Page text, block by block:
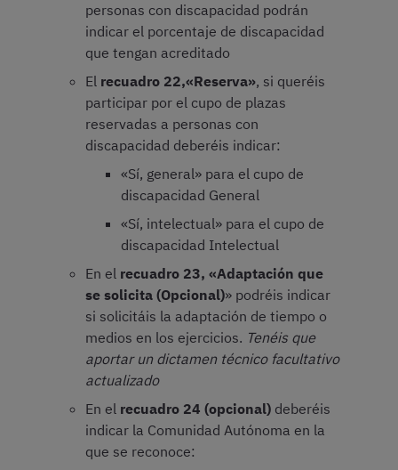
personas con discapacidad podrán
indicar el porcentaje de discapacidad
que tengan acreditado
El recuadro 22,«Reserva», si queréis
participar por el cupo de plazas
reservadas a personas con
discapacidad deberéis indicar:
«Sí, general» para el cupo de
discapacidad General
«Sí, intelectual» para el cupo de
discapacidad Intelectual
En el recuadro 23, «Adaptación que
se solicita (Opcional)» podréis indicar
si solicitáis la adaptación de tiempo o
medios en los ejercicios. Tenéis que
aportar un dictamen técnico facultativo
actualizado
En el recuadro 24 (opcional) deberéis
indicar la Comunidad Autónoma en la
que se reconoce: